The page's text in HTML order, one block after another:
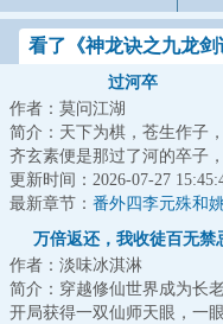
看了《神龙诀之九龙
过河卒
作者：莫问江湖
简介：天下为棋，苍生作子
齐玄素便是那过了河的卒子
进无退，一往无前。...
更新时间：2026-07-27
最新章节： 番外四李元殊和
万倍返还，我收徒百无禁
作者：淡味冰淇淋
简介：穿越修仙世界成为长老
开局获得一双仙师天眼，一